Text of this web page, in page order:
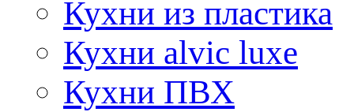
Кухни из пластика
Кухни alvic luxe
Кухни ПВХ